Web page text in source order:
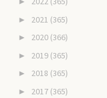
► 2021 (365)
► 2020 (366)
► 2019 (365)
► 2018 (365)
► 2017 (365)